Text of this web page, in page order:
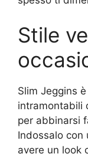
Stile
Slim Jeggins
intramontabili
per abbinarsi
Indossalo
avere un look